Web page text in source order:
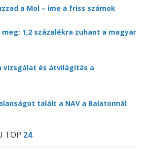
a Mol – íme a friss számok
1,2 százalékra zuhant a magyar
vizsgálat és átvilágítás a
talált a NAV a Balatonnál
TOP 24